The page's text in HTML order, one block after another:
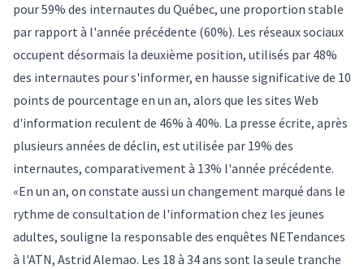
pour 59% des internautes du Québec, une proportion stable
par rapport à l'année précédente (60%). Les réseaux sociaux
occupent désormais la deuxième position, utilisés par 48%
des internautes pour s'informer, en hausse significative de 10
points de pourcentage en un an, alors que les sites Web
d'information reculent de 46% à 40%. La presse écrite, après
plusieurs années de déclin, est utilisée par 19% des
internautes, comparativement à 13% l'année précédente.
«En un an, on constate aussi un changement marqué dans le
rythme de consultation de l'information chez les jeunes
adultes, souligne la responsable des enquêtes NETendances
à l'ATN, Astrid Alemao. Les 18 à 34 ans sont la seule tranche